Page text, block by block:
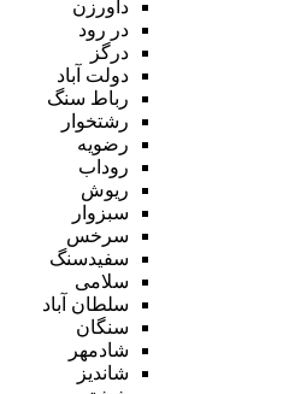
داورزن
در رود
درگز
دولت آباد
رباط سنگ
رشتخوار
رضویه
روداب
ریوش
سبزوار
سرخس
سفیدسنگ
سلامی
سلطان آباد
سنگان
شادمهر
شاندیز